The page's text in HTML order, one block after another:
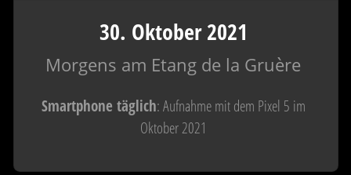
30. Oktober 2021
Morgens am Etang de la Gruère
Smartphone täglich: Aufnahme mit dem Pixel 5 im
Oktober 2021